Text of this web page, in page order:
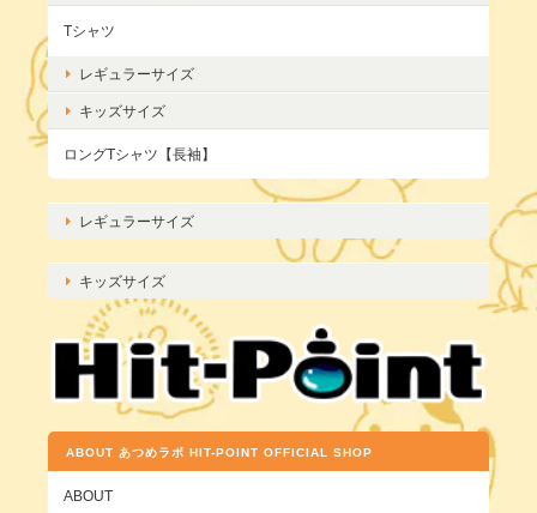
Tシャツ
レギュラーサイズ
キッズサイズ
ロングTシャツ【長袖】
レギュラーサイズ
キッズサイズ
ABOUT あつめラボ HIT-POINT OFFICIAL SHOP
ABOUT